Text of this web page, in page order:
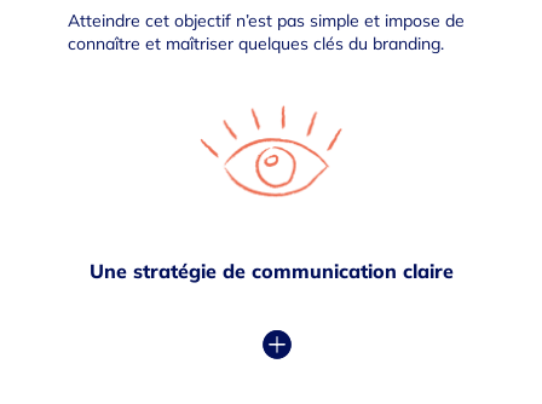
Atteindre cet objectif n’est pas simple et impose de
connaître et maîtriser quelques clés du branding.
Une stratégie de communication claire